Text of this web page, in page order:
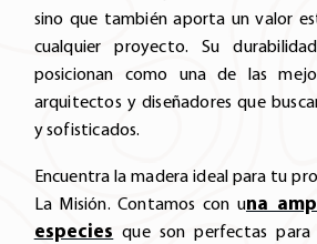
sino que también aporta un valor
cualquier proyecto. Su
posicionan como una de las
arquitectos y diseñadores que
y sofisticados.
Encuentra la madera ideal para tu
La Misión. Contamos con una
especies que son perfectas